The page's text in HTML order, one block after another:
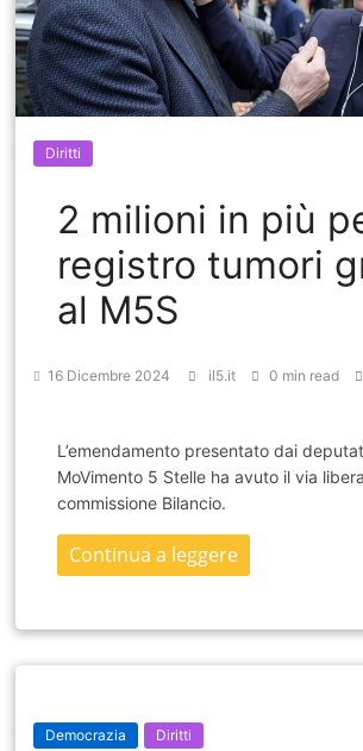
Diritti
2 milioni in più
registro tumori
al M5S
16 Dicembre 2024 il5.it 0 min read
L’emendamento presentato dai
MoVimento 5 Stelle ha avuto il via
commissione Bilancio.
Continua a leggere
Democrazia Diritti